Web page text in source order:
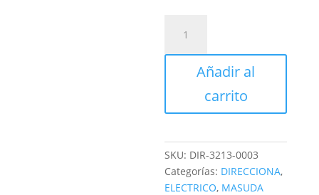
cantidad
Añadir al
carrito
SKU: DIR-3213-0003
Categorías: DIRECCIONA,
ELECTRICO, MASUDA